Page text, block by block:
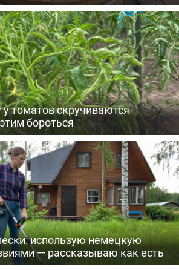
томатов скручиваются
бороться
использую немецкую
— рассказываю как есть